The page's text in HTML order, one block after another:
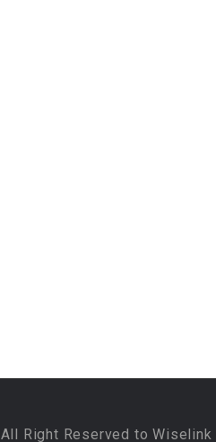
Right Reserved to Wiselink